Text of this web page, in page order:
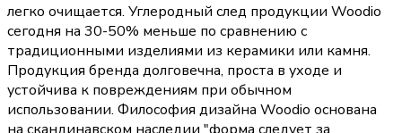
легко очищается. Углеродный след продукции Woodio
сегодня на 30-50% меньше по сравнению с
традиционными изделиями из керамики или камня.
Продукция бренда долговечна, проста в уходе и
устойчива к повреждениям при обычном
использовании. Философия дизайна Woodio основана